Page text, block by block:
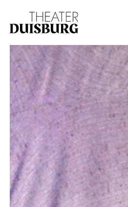
Zur Hauptnavigation springen
Zum Footer springen